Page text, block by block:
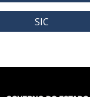
SIC